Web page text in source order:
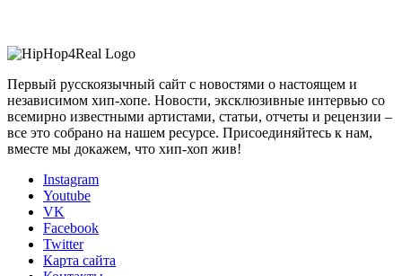
Первый русскоязычный сайт с новостями о настоящем и
независимом хип-хопе. Новости, эксклюзивные интервью со
всемирно известными артистами, статьи, отчеты и рецензии –
все это собрано на нашем ресурсе. Присоединяйтесь к нам,
вместе мы докажем, что хип-хоп жив!
Instagram
Youtube
VK
Facebook
Twitter
Карта сайта